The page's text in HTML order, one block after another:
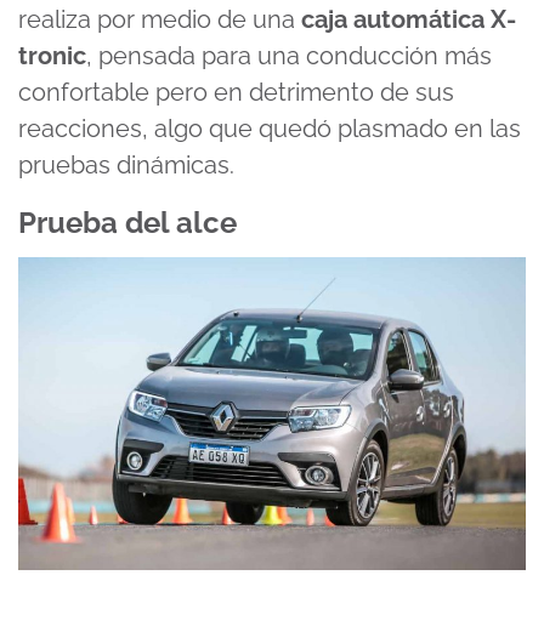
realiza por medio de una caja automática X-
tronic, pensada para una conducción más
confortable pero en detrimento de sus
reacciones, algo que quedó plasmado en las
pruebas dinámicas.
Prueba del alce